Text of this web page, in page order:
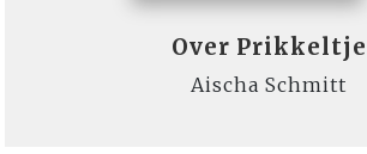
Over Prikkeltje
Aischa Schmitt